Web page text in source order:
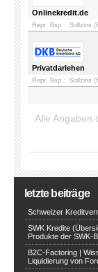
Onlinekredit.de
Repr. Bsp.: Sollzins
Privatdarlehen
Repr. Bsp.: Sollzins
Alle Angaben
letzte beiträge
Schweizer
SWK Kredite
Produkte der SWK-
B2C-Factoring |
Liquidierung von